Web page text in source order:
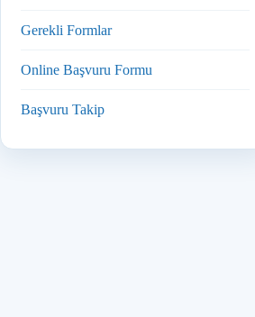
Gerekli Formlar
Online Başvuru Formu
Başvuru Takip